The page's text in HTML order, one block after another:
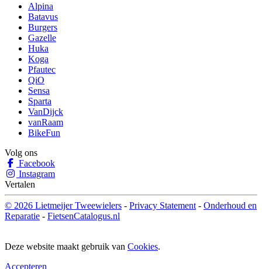
Alpina
Batavus
Burgers
Gazelle
Huka
Koga
Pfautec
QiO
Sensa
Sparta
VanDijck
vanRaam
BikeFun
Volg ons
Facebook
Instagram
Vertalen
© 2026 Lietmeijer Tweewielers - Privacy Statement - Onderhoud en
Reparatie - FietsenCatalogus.nl
Deze website maakt gebruik van Cookies.
Accepteren